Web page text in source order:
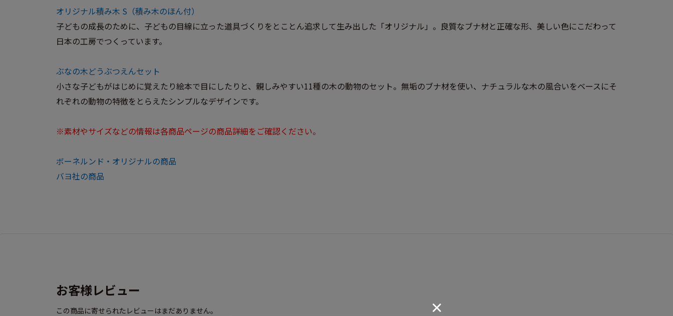
オリジナル積み木 S（積み木のほん付）
子どもの成長のために、子どもの目線に立った道具づくりをとことん追求して生み出した「オリジナル」。良質なブナ材と正確な形、美しい色にこだわって
日本の工房でつくっています。
ぶなの木どうぶつえんセット
小さな子どもがはじめに覚えたり絵本で目にしたりと、親しみやすい11種の木の動物のセット。無垢のブナ材を使い、ナチュラルな木の風合いをベースにそ
れぞれの動物の特徴をとらえたシンプルなデザインです。
※素材やサイズなどの情報は各商品ページの商品詳細をご確認ください。
ボーネルンド・オリジナルの商品
バヨ社の商品
お客様レビュー
この商品に寄せられたレビューはまだありません。